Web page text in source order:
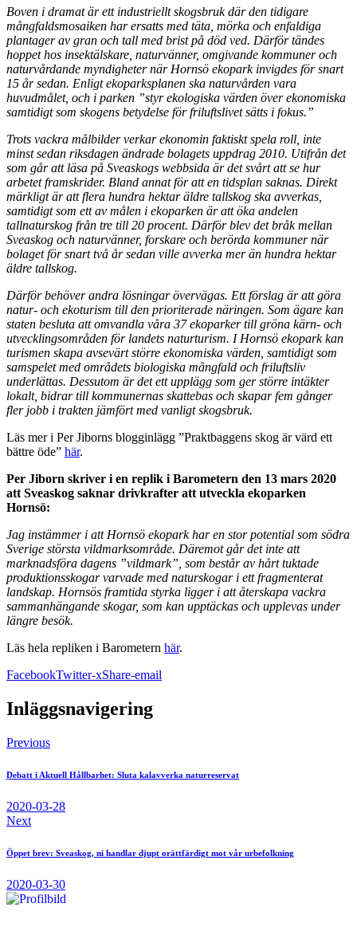
Boven i dramat är ett industriellt skogsbruk där den tidigare
mångfaldsmosaiken har ersatts med täta, mörka och enfaldiga
plantager av gran och tall med brist på död ved. Därför tändes
hoppet hos insektälskare, naturvänner, omgivande kommuner och
naturvårdande myndigheter när Hornsö ekopark invigdes för snart
15 år sedan. Enligt ekoparksplanen ska naturvården vara
huvudmålet, och i parken ”styr ekologiska värden över ekonomiska
samtidigt som skogens betydelse för friluftslivet sätts i fokus.”
Trots vackra målbilder verkar ekonomin faktiskt spela roll, inte
minst sedan riksdagen ändrade bolagets uppdrag 2010. Utifrån det
som går att läsa på Sveaskogs webbsida är det svårt att se hur
arbetet framskrider. Bland annat för att en tidsplan saknas. Direkt
märkligt är att flera hundra hektar äldre tallskog ska avverkas,
samtidigt som ett av målen i ekoparken är att öka andelen
tallnaturskog från tre till 20 procent. Därför blev det bråk mellan
Sveaskog och naturvänner, forskare och berörda kommuner när
bolaget för snart två år sedan ville avverka mer än hundra hektar
äldre tallskog.
Därför behöver andra lösningar övervägas. Ett förslag är att göra
natur- och ekoturism till den prioriterade näringen. Som ägare kan
staten besluta att omvandla våra 37 ekoparker till gröna kärn- och
utvecklingsområden för landets naturturism. I Hornsö ekopark kan
turismen skapa avsevärt större ekonomiska värden, samtidigt som
samspelet med områdets biologiska mångfald och friluftsliv
underlättas. Dessutom är det ett upplägg som ger större intäkter
lokalt, bidrar till kommunernas skattebas och skapar fem gånger
fler jobb i trakten jämfört med vanligt skogsbruk.
Läs mer i Per Jiborns blogginlägg ”Praktbaggens skog är värd ett
bättre öde” här.
Per Jiborn skriver i en replik i Barometern den 13 mars 2020
att Sveaskog saknar drivkrafter att utveckla ekoparken
Hornsö:
Jag instämmer i att Hornsö ekopark har en stor potential som södra
Sverige största vildmarksområde. Däremot går det inte att
marknadsföra dagens ”vildmark”, som består av hårt tuktade
produktionsskogar varvade med naturskogar i ett fragmenterat
landskap. Hornsös framtida styrka ligger i att återskapa vackra
sammanhängande skogar, som kan upptäckas och upplevas under
längre besök.
Läs hela repliken i Barometern här.
FacebookTwitter-xShare-email
Inläggsnavigering
Previous
Debatt i Aktuell Hållbarhet: Sluta kalavverka naturreservat
2020-03-28
Next
Öppet brev: Sveaskog, ni handlar djupt orättfärdigt mot vår urbefolkning
2020-03-30